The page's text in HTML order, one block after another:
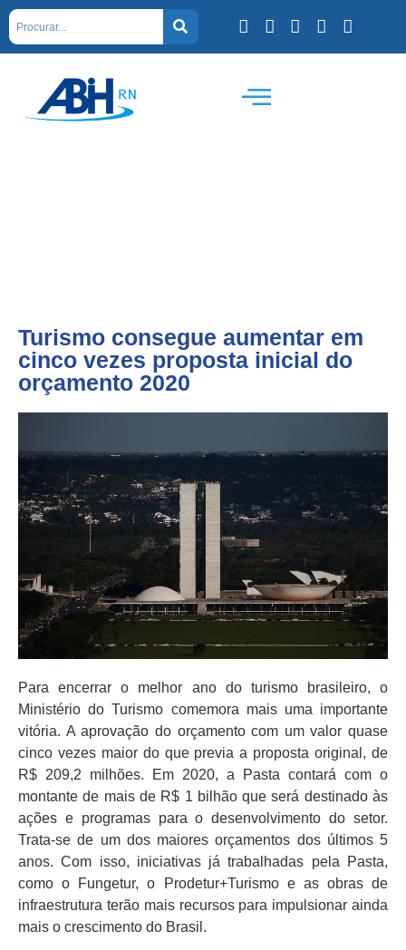
Turismo consegue aumentar em
cinco vezes proposta inicial do
orçamento 2020
Para encerrar o melhor ano do turismo brasileiro, o
Ministério do Turismo comemora mais uma importante
vitória. A aprovação do orçamento com um valor quase
cinco vezes maior do que previa a proposta original, de
R$ 209,2 milhões. Em 2020, a Pasta contará com o
montante de mais de R$ 1 bilhão que será destinado às
ações e programas para o desenvolvimento do setor.
Trata-se de um dos maiores orçamentos dos últimos 5
anos. Com isso, iniciativas já trabalhadas pela Pasta,
como o Fungetur, o Prodetur+Turismo e as obras de
infraestrutura terão mais recursos para impulsionar ainda
mais o crescimento do Brasil.